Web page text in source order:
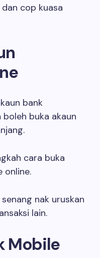
cop kuasa
bank
boleh buka akaun
cara buka
online.
nak uruskan
lain.
Mobile